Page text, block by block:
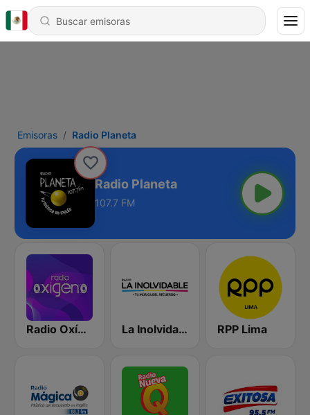
Emisoras Radio Planeta
Radio Planeta
107.7 FM
Radio Oxígeno La Inolvidable RPP Lima